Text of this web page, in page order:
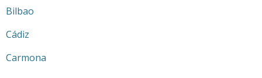
Bilbao
Cádiz
Carmona